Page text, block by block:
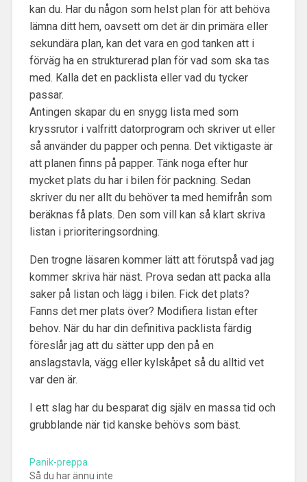
kan du. Har du någon som helst plan för att behöva
lämna ditt hem, oavsett om det är din primära eller
sekundära plan, kan det vara en god tanken att i
förväg ha en strukturerad plan för vad som ska tas
med. Kalla det en packlista eller vad du tycker
passar.
Antingen skapar du en snygg lista med som
kryssrutor i valfritt datorprogram och skriver ut eller
så använder du papper och penna. Det viktigaste är
att planen finns på papper. Tänk noga efter hur
mycket plats du har i bilen för packning. Sedan
skriver du ner allt du behöver ta med hemifrån som
beräknas få plats. Den som vill kan så klart skriva
listan i prioriteringsordning.
Den trogne läsaren kommer lätt att förutspå vad jag
kommer skriva här näst. Prova sedan att packa alla
saker på listan och lägg i bilen. Fick det plats?
Fanns det mer plats över? Modifiera listan efter
behov. När du har din definitiva packlista färdig
föreslår jag att du sätter upp den på en
anslagstavla, vägg eller kylskåpet så du alltid vet
var den är.
I ett slag har du besparat dig själv en massa tid och
grubblande när tid kanske behövs som bäst.
Panik-preppa
Så du har ännu inte